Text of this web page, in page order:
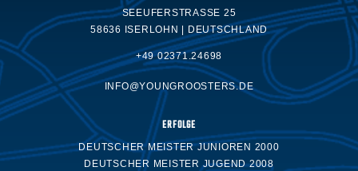
SEEUFERSTRASSE 25
58636 ISERLOHN | DEUTSCHLAND
+49 02371.24698
INFO@YOUNGROOSTERS.DE
ERFOLGE
DEUTSCHER MEISTER JUNIOREN 2000
DEUTSCHER MEISTER JUGEND 2008